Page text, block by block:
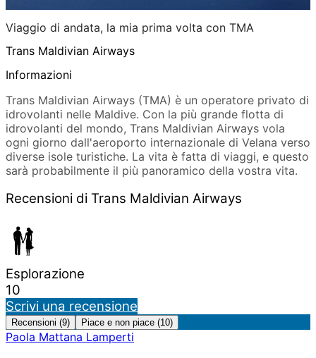
Viaggio di andata, la mia prima volta con TMA
Trans Maldivian Airways
Informazioni
Trans Maldivian Airways (TMA) è un operatore privato di
idrovolanti nelle Maldive. Con la più grande flotta di
idrovolanti del mondo, Trans Maldivian Airways vola
ogni giorno dall'aeroporto internazionale di Velana verso
diverse isole turistiche. La vita è fatta di viaggi, e questo
sarà probabilmente il più panoramico della vostra vita.
Recensioni di Trans Maldivian Airways
Esplorazione
10
Scrivi una recensione
Recensioni (9) Piace e non piace (10)
Paola Mattana Lamperti